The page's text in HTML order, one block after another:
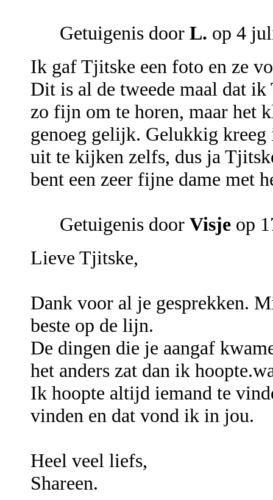
Getuigenis door L. op 4
Ik gaf Tjitske een foto en ze
Dit is al de tweede maal dat
zo fijn om te horen, maar het
genoeg gelijk. Gelukkig
uit te kijken zelfs, dus ja
bent een zeer fijne dame met
Getuigenis door Visje op
Lieve Tjitske,
Dank voor al je gesprekken.
beste op de lijn.
De dingen die je aangaf
het anders zat dan ik
Ik hoopte altijd iemand te
vinden en dat vond ik in jou.
Heel veel liefs,
Shareen.